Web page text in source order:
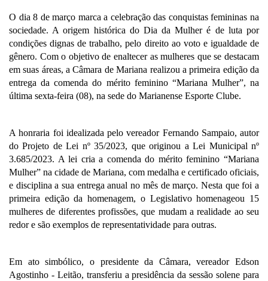
O dia 8 de março marca a celebração das conquistas femininas na
sociedade. A origem histórica do Dia da Mulher é de luta por
condições dignas de trabalho, pelo direito ao voto e igualdade de
gênero. Com o objetivo de enaltecer as mulheres que se destacam
em suas áreas, a Câmara de Mariana realizou a primeira edição da
entrega da comenda do mérito feminino “Mariana Mulher”, na
última sexta-feira (08), na sede do Marianense Esporte Clube.
A honraria foi idealizada pelo vereador Fernando Sampaio, autor
do Projeto de Lei nº 35/2023, que originou a Lei Municipal nº
3.685/2023. A lei cria a comenda do mérito feminino “Mariana
Mulher” na cidade de Mariana, com medalha e certificado oficiais,
e disciplina a sua entrega anual no mês de março. Nesta que foi a
primeira edição da homenagem, o Legislativo homenageou 15
mulheres de diferentes profissões, que mudam a realidade ao seu
redor e são exemplos de representatividade para outras.
Em ato simbólico, o presidente da Câmara, vereador Edson
Agostinho - Leitão, transferiu a presidência da sessão solene para